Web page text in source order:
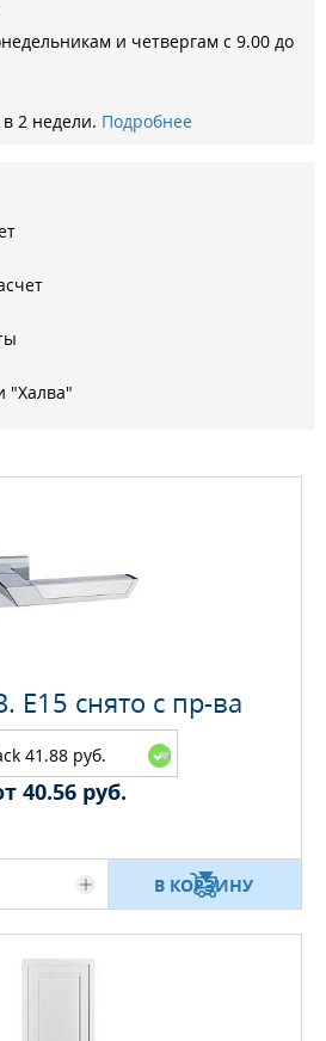
и четвергам с 9.00 до
2 недели. Подробнее
"Халва"
E15 снято с пр-ва
41.88 руб.
В КОРЗИНУ
40.56 руб.